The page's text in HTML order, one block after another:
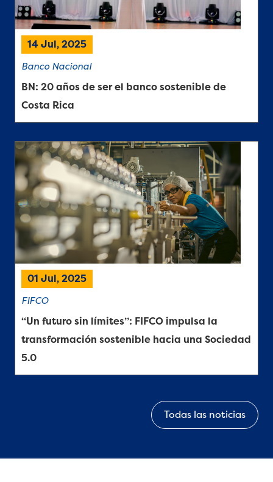
14 Jul, 2025
Banco Nacional
BN: 20 años de ser el banco sostenible de
Costa Rica
01 Jul, 2025
FIFCO
“Un futuro sin límites”: FIFCO impulsa la
transformación sostenible hacia una Sociedad
5.0
Todas las noticias